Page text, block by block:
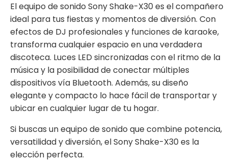
El equipo de sonido Sony Shake-X30 es el compañero
ideal para tus fiestas y momentos de diversión. Con
efectos de DJ profesionales y funciones de karaoke,
transforma cualquier espacio en una verdadera
discoteca. Luces LED sincronizadas con el ritmo de la
música y la posibilidad de conectar múltiples
dispositivos vía Bluetooth. Además, su diseño
elegante y compacto lo hace fácil de transportar y
ubicar en cualquier lugar de tu hogar.
Si buscas un equipo de sonido que combine potencia,
versatilidad y diversión, el Sony Shake-X30 es la
elección perfecta.